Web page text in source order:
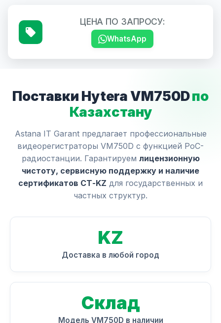
ЦЕНА ПО ЗАПРОСУ:
WhatsApp
Поставки Hytera VM750Dпо
Казахстану
Astana IT Garant предлагает профессиональные
видеорегистраторы VM750D с функцией PoC-
радиостанции. Гарантируем лицензионную
чистоту, сервисную поддержку и наличие
сертификатов СТ-KZ для государственных и
частных структур.
KZ
Доставка в любой город
Склад
Модель VM750D в наличии